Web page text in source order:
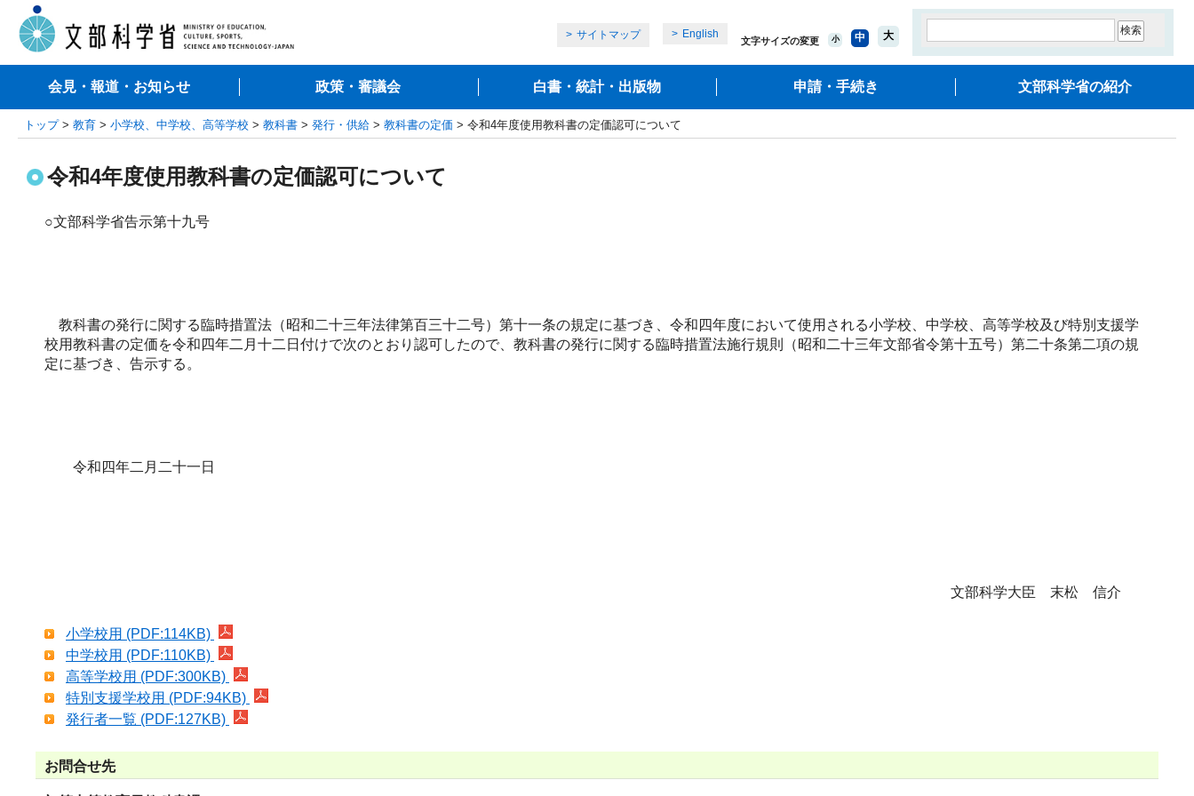
サイトマップ English
文字サイズの変更 小 中 大
会見・報道・お知らせ 政策・審議会 白書・統計・出版物 申請・手続き 文部科学省の紹介
トップ> 教育 > 小学校、中学校、高等学校 > 教科書 > 発行・供給 > 教科書の定価 > 令和4年度使用教科書の定価認可について
令和4年度使用教科書の定価認可について
○文部科学省告示第十九号
教科書の発行に関する臨時措置法（昭和二十三年法律第百三十二号）第十一条の規定に基づき、令和四年度において使用される小学校、中学校、高等学校及び特別支援学
校用教科書の定価を令和四年二月十二日付けで次のとおり認可したので、教科書の発行に関する臨時措置法施行規則（昭和二十三年文部省令第十五号）第二十条第二項の規
定に基づき、告示する。
令和四年二月二十一日
文部科学大臣 末松 信介
小学校用 (PDF:114KB)
中学校用 (PDF:110KB)
高等学校用 (PDF:300KB)
特別支援学校用 (PDF:94KB)
発行者一覧 (PDF:127KB)
お問合せ先